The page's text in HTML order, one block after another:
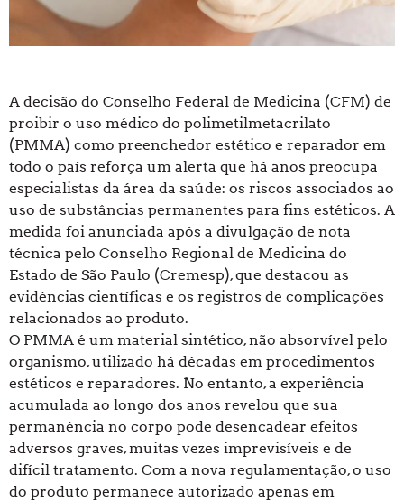
A decisão do Conselho Federal de Medicina (CFM) de
proibir o uso médico do polimetilmetacrilato
(PMMA) como preenchedor estético e reparador em
todo o país reforça um alerta que há anos preocupa
especialistas da área da saúde: os riscos associados ao
uso de substâncias permanentes para fins estéticos. A
medida foi anunciada após a divulgação de nota
técnica pelo Conselho Regional de Medicina do
Estado de São Paulo (Cremesp), que destacou as
evidências científicas e os registros de complicações
relacionados ao produto.
O PMMA é um material sintético, não absorvível pelo
organismo, utilizado há décadas em procedimentos
estéticos e reparadores. No entanto, a experiência
acumulada ao longo dos anos revelou que sua
permanência no corpo pode desencadear efeitos
adversos graves, muitas vezes imprevisíveis e de
difícil tratamento. Com a nova regulamentação, o uso
do produto permanece autorizado apenas em